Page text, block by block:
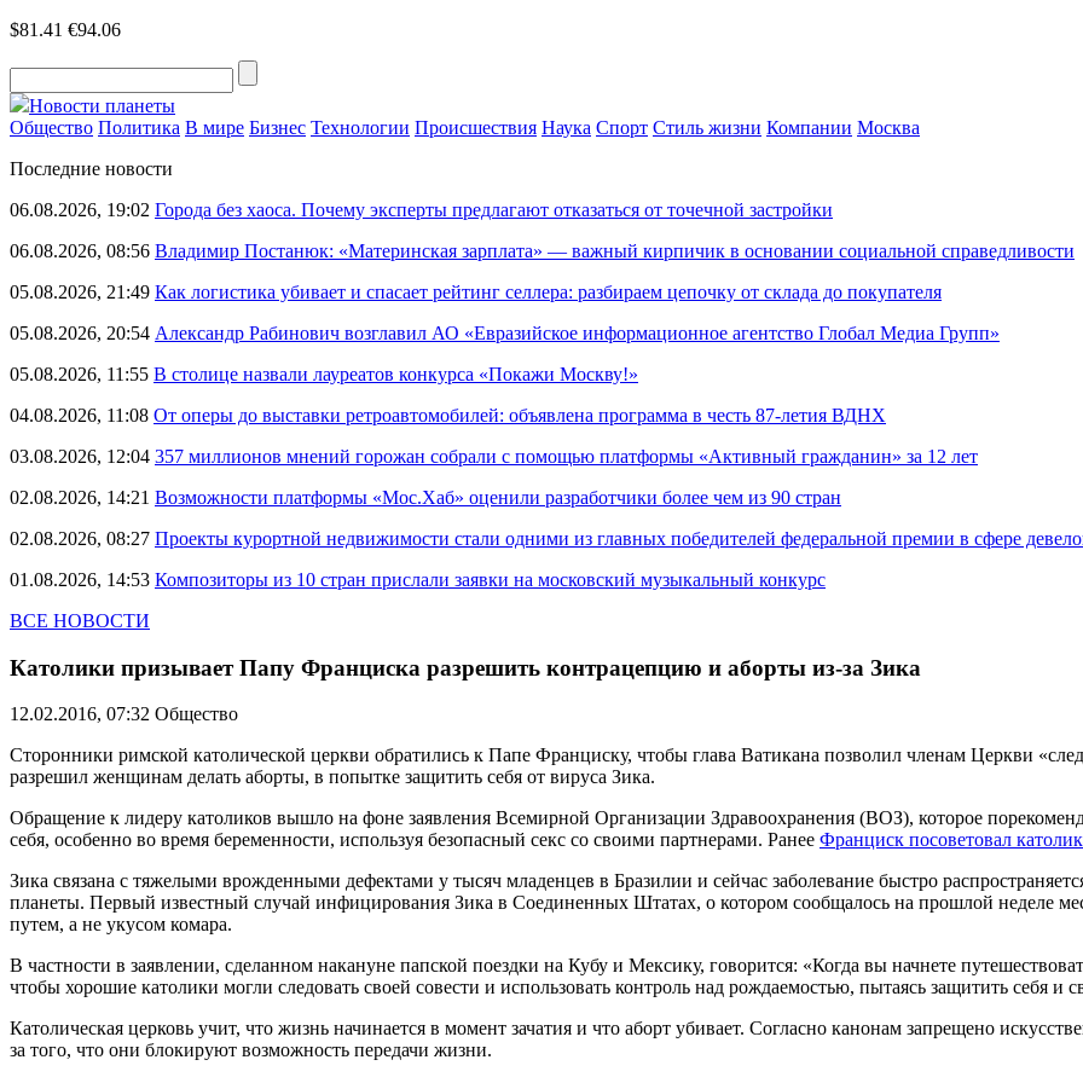
$81.41 €94.06
Новости планеты
Общество Политика В мире Бизнес Технологии Происшествия Наука Спорт Стиль жизни Компании Москва
Последние новости
06.08.2026, 19:02 Города без хаоса. Почему эксперты предлагают отказаться от точечной застройки
06.08.2026, 08:56 Владимир Постанюк: «Материнская зарплата» — важный кирпичик в основании социальной справедливости
05.08.2026, 21:49 Как логистика убивает и спасает рейтинг селлера: разбираем цепочку от склада до покупателя
05.08.2026, 20:54 Александр Рабинович возглавил АО «Евразийское информационное агентство Глобал Медиа Групп»
05.08.2026, 11:55 В столице назвали лауреатов конкурса «Покажи Москву!»
04.08.2026, 11:08 От оперы до выставки ретроавтомобилей: объявлена программа в честь 87-летия ВДНХ
03.08.2026, 12:04 357 миллионов мнений горожан собрали с помощью платформы «Активный гражданин» за 12 лет
02.08.2026, 14:21 Возможности платформы «Мос.Хаб» оценили разработчики более чем из 90 стран
02.08.2026, 08:27 Проекты курортной недвижимости стали одними из главных победителей федеральной премии в сфере
01.08.2026, 14:53 Композиторы из 10 стран прислали заявки на московский музыкальный конкурс
ВСЕ НОВОСТИ
Католики призывает Папу Франциска разрешить контрацепцию и аборты из-за Зика
12.02.2016, 07:32 Общество
Сторонники римской католической церкви обратились к Папе Франциску, чтобы глава Ватикана позволил членам Церкви
разрешил женщинам делать аборты, в попытке защитить себя от вируса Зика.
Обращение к лидеру католиков вышло на фоне заявления Всемирной Организации Здравоохранения (ВОЗ), которое
себя, особенно во время беременности, используя безопасный секс со своими партнерами. Ранее Франциск посоветовал
Зика связана с тяжелыми врожденными дефектами у тысяч младенцев в Бразилии и сейчас заболевание быстро
планеты. Первый известный случай инфицирования Зика в Соединенных Штатах, о котором сообщалось на прошлой неделе
путем, а не укусом комара.
В частности в заявлении, сделанном накануне папской поездки на Кубу и Мексику, говорится: «Когда вы начнете
чтобы хорошие католики могли следовать своей совести и использовать контроль над рождаемостью, пытаясь защитить себя и
Католическая церковь учит, что жизнь начинается в момент зачатия и что аборт убивает. Согласно канонам запрещено
за того, что они блокируют возможность передачи жизни.